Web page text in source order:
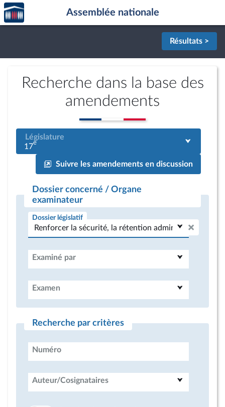
Aller au contenu
Aller en bas de la page
Accèder
à la
page
Assemblée nationale
Résultats >
Recherche dans la base des
amendements
Législature
17e
Suivre les amendements en discussion
Dossier concerné / Organe
examinateur
Dossier législatif
Examiné par
Examen
Recherche par critères
Numéro
Auteur/Cosignataires